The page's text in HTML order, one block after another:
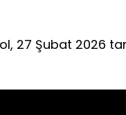
27 Şubat 2026